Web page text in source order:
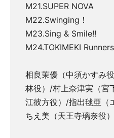
M21.SUPER NOVA
M22.Swinging！
M23.Sing & Smile!!
M24.TOKIMEKI Runners
相良茉優（中須かすみ
林役）/村上奈津実（宮
江彼方役）/指出毬亜（
ちえ美（天王寺璃奈役）